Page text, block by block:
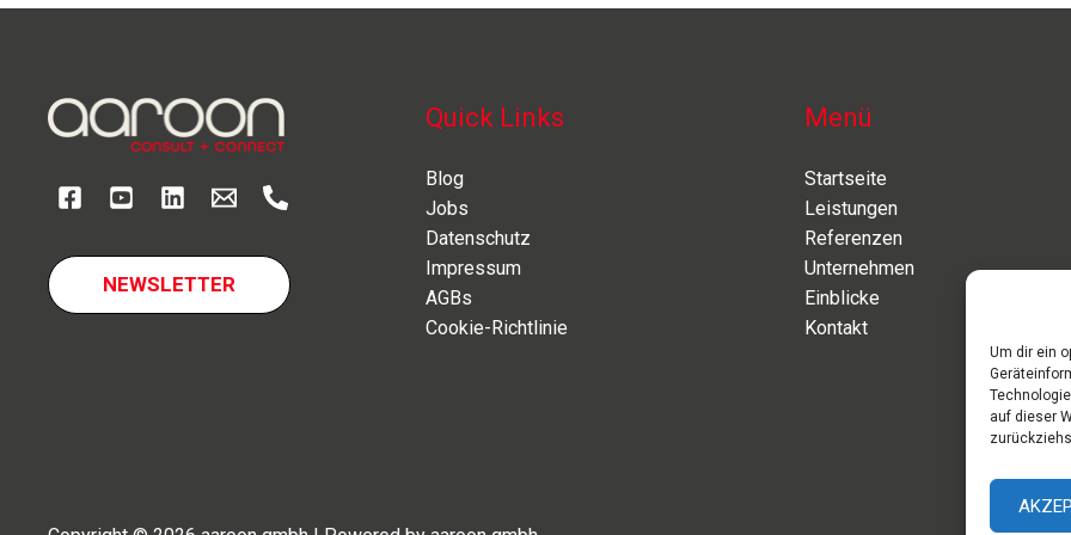
Um dir ein
auf dieser
NEWSLETTER
Quick Links
Blog
Jobs
Datenschutz
Impressum
AGBs
Cookie-Richtlinie
Menü
Startseite
Leistungen
Referenzen
Unternehmen
Einblicke
Kontakt